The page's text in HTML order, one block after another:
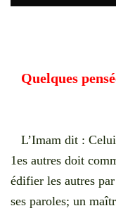
Quelques
L’Imam dit :
1es autres doit
édifier les autres
ses paroles; un